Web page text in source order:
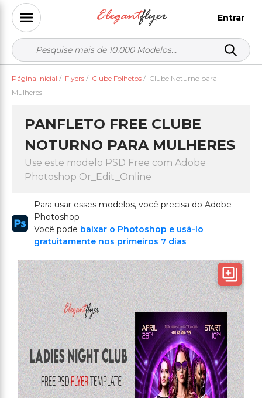
Entrar
Página Inicial / Flyers / Clube Folhetos / Clube Noturno para
Mulheres
PANFLETO FREE CLUBE
NOTURNO PARA MULHERES
Use este modelo PSD Free com Adobe
Photoshop Or_Edit_Online
Para usar esses modelos, você precisa do Adobe
Photoshop
Você pode baixar o Photoshop e usá-lo
gratuitamente nos primeiros 7 dias